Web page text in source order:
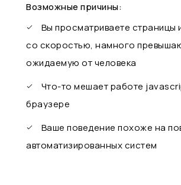
Возможные причины:
Вы просматриваете страницы
со скоростью, намного
ожидаемую от человека
Что-то мешает работе
браузере
Ваше поведение похоже на
автоматизированных систем